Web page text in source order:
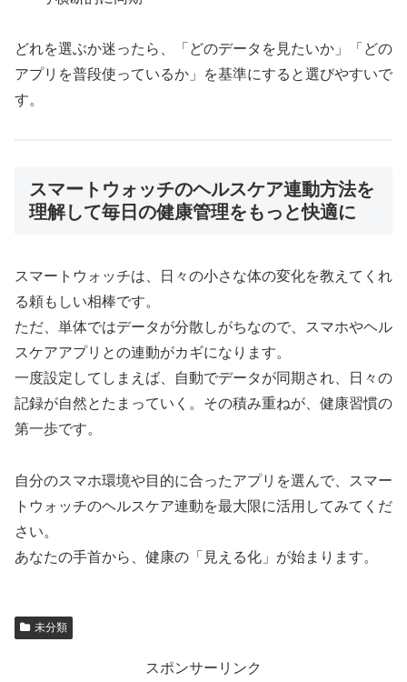
どれを選ぶか迷ったら、「どのデータを見たいか」「どの
アプリを普段使っているか」を基準にすると選びやすいで
す。
スマートウォッチのヘルスケア連動方法を
理解して毎日の健康管理をもっと快適に
スマートウォッチは、日々の小さな体の変化を教えてくれ
る頼もしい相棒です。
ただ、単体ではデータが分散しがちなので、スマホやヘル
スケアアプリとの連動がカギになります。
一度設定してしまえば、自動でデータが同期され、日々の
記録が自然とたまっていく。その積み重ねが、健康習慣の
第一歩です。
自分のスマホ環境や目的に合ったアプリを選んで、スマー
トウォッチのヘルスケア連動を最大限に活用してみてくだ
さい。
あなたの手首から、健康の「見える化」が始まります。
未分類
スポンサーリンク